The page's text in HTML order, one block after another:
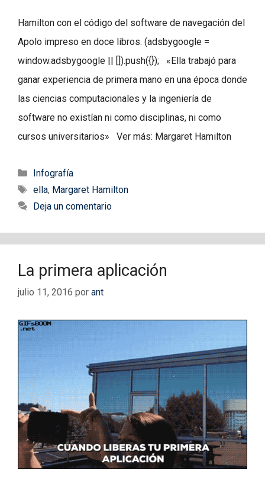
Hamilton con el código del software de navegación del
Apolo impreso en doce libros. (adsbygoogle =
window.adsbygoogle || []).push({}); «Ella trabajó para
ganar experiencia de primera mano en una época donde
las ciencias computacionales y la ingeniería de
software no existían ni como disciplinas, ni como
cursos universitarios» Ver más: Margaret Hamilton
Categorías
Infografía
Etiquetas
ella, Margaret Hamilton
Deja un comentario
La primera aplicación
julio 11, 2016 por ant